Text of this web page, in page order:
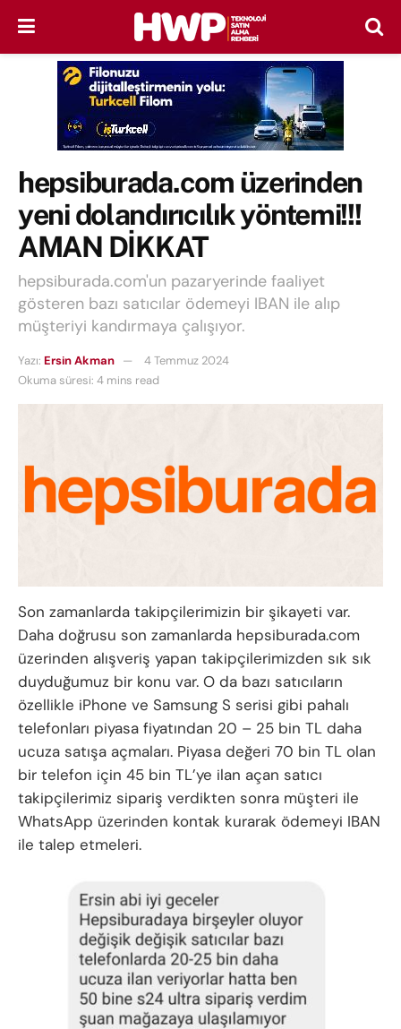
hepsiburada.com üzerinden
yeni dolandırıcılık yöntemi!!!
AMAN DİKKAT
hepsiburada.com'un pazaryerinde faaliyet
gösteren bazı satıcılar ödemeyi IBAN ile alıp
müşteriyi kandırmaya çalışıyor.
Yazı: Ersin Akman
4 Temmuz 2024
Okuma süresi: 4 mins read
Son zamanlarda takipçilerimizin bir şikayeti var.
Daha doğrusu son zamanlarda hepsiburada.com
üzerinden alışveriş yapan takipçilerimizden sık sık
duyduğumuz bir konu var. O da bazı satıcıların
özellikle iPhone ve Samsung S serisi gibi pahalı
telefonları piyasa fiyatından 20 – 25 bin TL daha
ucuza satışa açmaları. Piyasa değeri 70 bin TL olan
bir telefon için 45 bin TL’ye ilan açan satıcı
takipçilerimiz sipariş verdikten sonra müşteri ile
WhatsApp üzerinden kontak kurarak ödemeyi IBAN
ile talep etmeleri.